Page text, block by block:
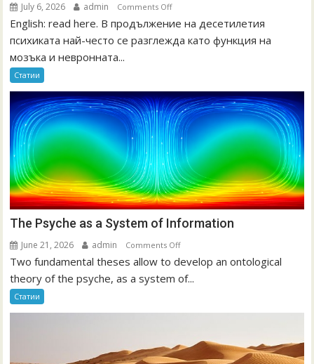
July 6, 2026 admin Comments Offon
Психиката
като
English: read here. В продължение на десетилетия
психиката най-често се разглежда като функция на
мозъка и невронната...
Статии
The Psyche as a System of Information
June 21, 2026 admin Comments Offon
The
Psyche
Information
Two fundamental theses allow to develop an ontological
theory of the psyche, as a system of...
Статии